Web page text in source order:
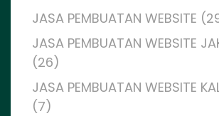
JASA PEMBUATAN WEBSITE
JASA PEMBUATAN WEBSITE
(26)
JASA PEMBUATAN WEBSITE
(7)